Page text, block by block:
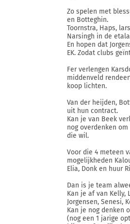
Zo spelen met
en Botteghin.
Toornstra, Haps,
Narsingh in de
En hopen dat
EK. Zodat clubs
Fer verlengen
middenveld
koop lichten.
Van der heijden,
uit hun contract.
Kan je van Beek
nog overdenken
die wil.
Voor die 4 meteen
mogelijkheden
Elia, Donk en huur
Dan is je team
Kan je af van Kelly,
Jorgensen, Senesi,
Kan je nog denken
(nog een 1 jarige